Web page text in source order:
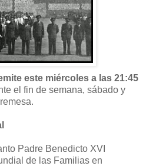
este miércoles a las 21:45
el fin de semana, sábado y
Padre Benedicto XVI
de las Familias en